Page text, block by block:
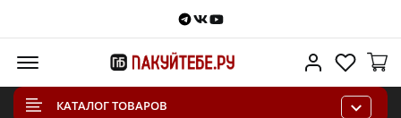
Telegram
VKontakte
Youtube
Личный
КАТАЛОГ ТОВАРОВ